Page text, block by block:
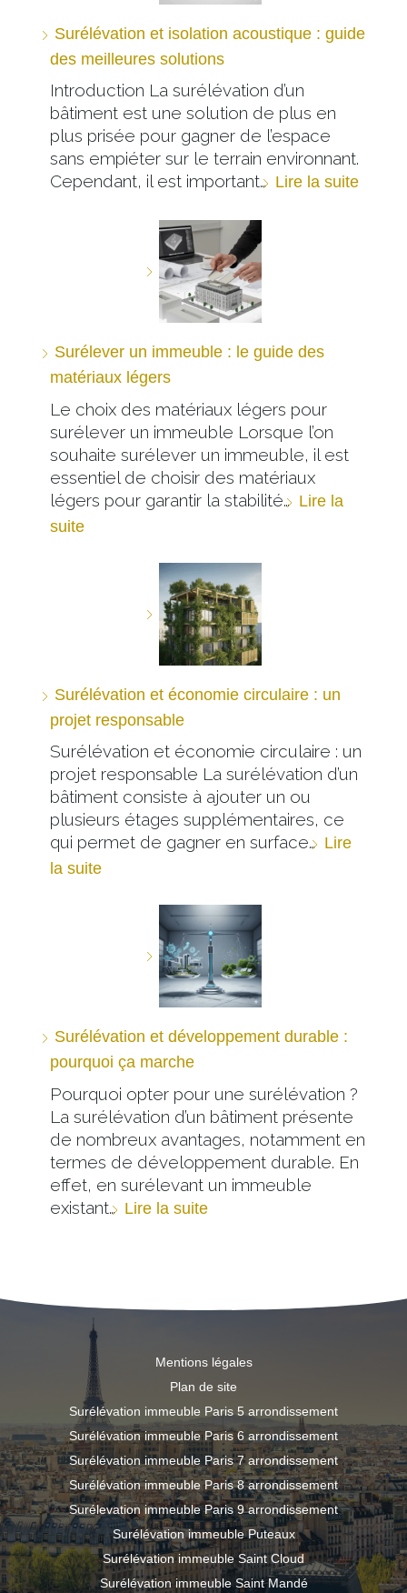
Surélévation et isolation acoustique : guide
des meilleures solutions
Introduction La surélévation d’un
bâtiment est une solution de plus en
plus prisée pour gagner de l’espace
sans empiéter sur le terrain environnant.
Cependant, il est important… Lire la suite
Surélever un immeuble : le guide des
matériaux légers
Le choix des matériaux légers pour
surélever un immeuble Lorsque l’on
souhaite surélever un immeuble, il est
essentiel de choisir des matériaux
légers pour garantir la stabilité… Lire la
suite
Surélévation et économie circulaire : un
projet responsable
Surélévation et économie circulaire : un
projet responsable La surélévation d’un
bâtiment consiste à ajouter un ou
plusieurs étages supplémentaires, ce
qui permet de gagner en surface… Lire
la suite
Surélévation et développement durable :
pourquoi ça marche
Pourquoi opter pour une surélévation ?
La surélévation d’un bâtiment présente
de nombreux avantages, notamment en
termes de développement durable. En
effet, en surélevant un immeuble
existant… Lire la suite
Mentions légales
Plan de site
Surélévation immeuble Paris 5 arrondissement
Surélévation immeuble Paris 6 arrondissement
Surélévation immeuble Paris 7 arrondissement
Surélévation immeuble Paris 8 arrondissement
Surélevation immeuble Paris 9 arrondissement
Surélévation immeuble Puteaux
Surélévation immeuble Saint Cloud
Surélévation immeuble Saint Mandé